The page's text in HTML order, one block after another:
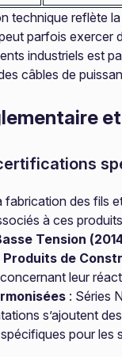
technique reflète
parfois exercer
industriels est
câbles de
fabrication des fils
à ces
Tension
de
leur
: Séries
s’ajoutent
pour les